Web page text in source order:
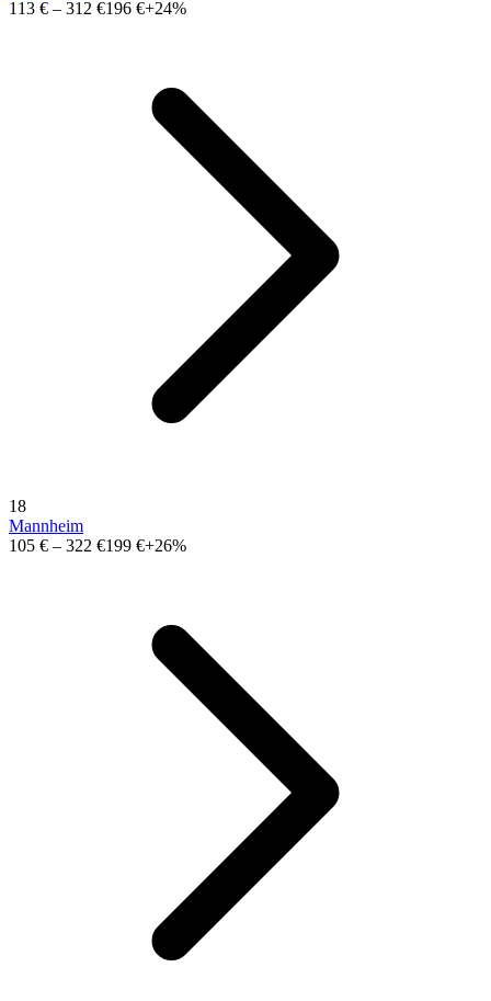
113 € – 312 €196 €+24%
18
Mannheim
105 € – 322 €199 €+26%